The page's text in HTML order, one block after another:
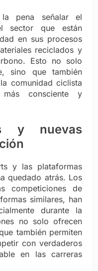
pena señalar el
sector que están
en sus procesos
reciclados y
Esto no solo
sino que también
comunidad ciclista
consciente y
y nuevas
y las plataformas
quedado atrás. Los
competiciones de
similares, han
durante la
no solo ofrecen
también permiten
con verdaderos
en las carreras